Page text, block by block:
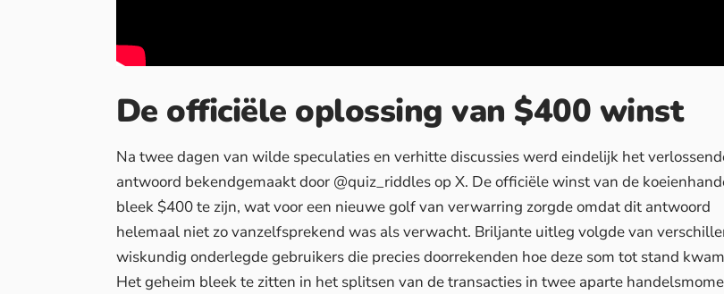
De officiële oplossing van $400 winst
Na twee dagen van wilde speculaties en verhitte discussies werd eindelijk het
antwoord bekendgemaakt door @quiz_riddles op X. De officiële winst van de
bleek $400 te zijn, wat voor een nieuwe golf van verwarring zorgde omdat dit antwoord
helemaal niet zo vanzelfsprekend was als verwacht. Briljante uitleg volgde van
wiskundig onderlegde gebruikers die precies doorrekenden hoe deze som tot stand
Het geheim bleek te zitten in het splitsen van de transacties in twee aparte